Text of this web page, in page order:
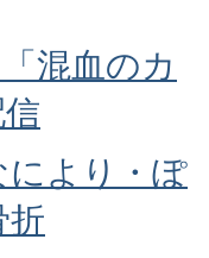
混血のカ
により・ぽ
折